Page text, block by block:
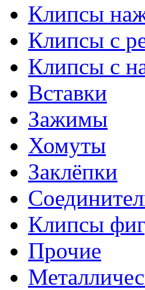
Клипсы
Клипсы с
Клипсы с
Вставки
Зажимы
Хомуты
Заклёпки
Клипсы
Прочие